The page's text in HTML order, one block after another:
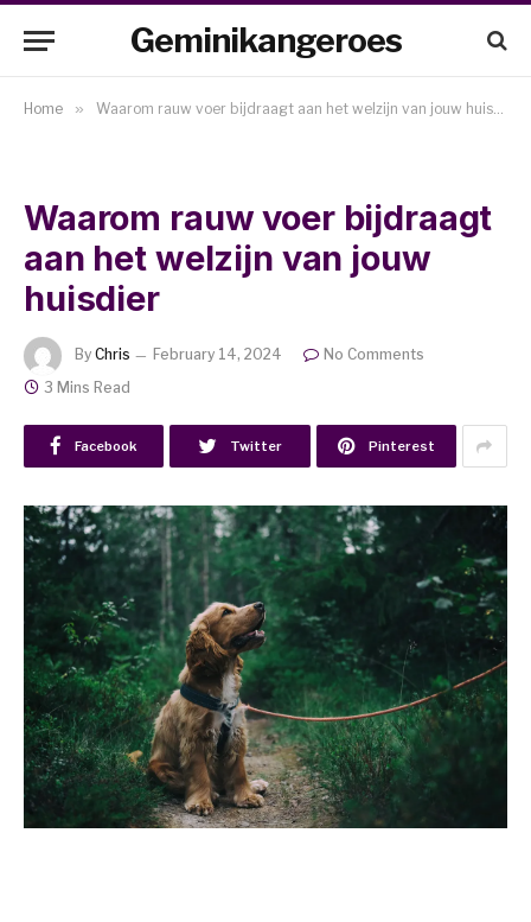
Geminikangeroes
Home » Waarom rauw voer bijdraagt aan het welzijn van jouw huisdier
Waarom rauw voer bijdraagt
aan het welzijn van jouw
huisdier
By Chris February 14, 2024
No Comments
3 Mins Read
Facebook Twitter Pinterest